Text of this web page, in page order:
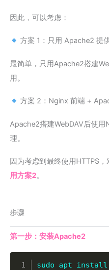
因此，可以考虑：
方案 1：只用 Apache2 提
最简单，只用Apache2搭建
用。
方案 2：Nginx 前端 +
Apache2搭建WebDAV后使
理。
因为考虑到最终使用HTTPS
用方案2。
步骤
第一步：安装Apache2
sudo apt install